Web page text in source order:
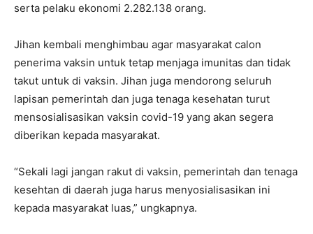
serta pelaku ekonomi 2.282.138 orang.
Jihan kembali menghimbau agar masyarakat calon
penerima vaksin untuk tetap menjaga imunitas dan tidak
takut untuk di vaksin. Jihan juga mendorong seluruh
lapisan pemerintah dan juga tenaga kesehatan turut
mensosialisasikan vaksin covid-19 yang akan segera
diberikan kepada masyarakat.
“Sekali lagi jangan rakut di vaksin, pemerintah dan tenaga
kesehtan di daerah juga harus menyosialisasikan ini
kepada masyarakat luas,” ungkapnya.